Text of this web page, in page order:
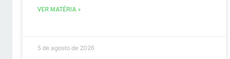
VER MATÉRIA »
5 de agosto de 2026